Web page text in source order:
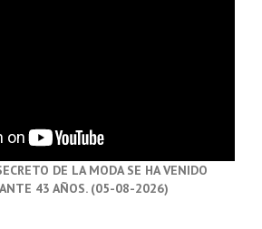
DE LA MODA SE HA VENIDO
43 AÑOS. (05-08-2026)